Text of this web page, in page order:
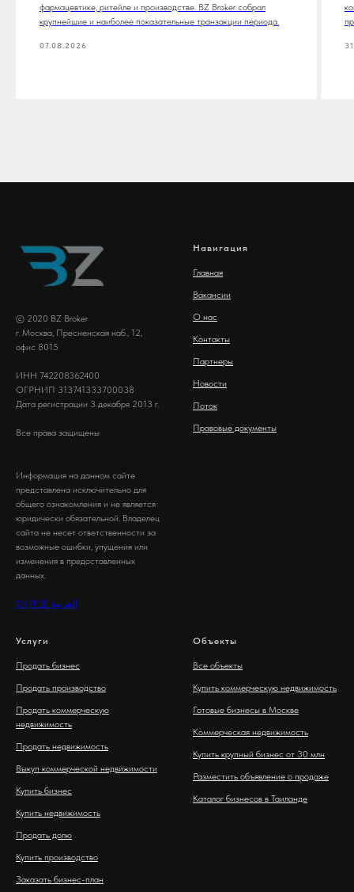
фармацевтике, ритейле и производстве. BZ Broker собрал
крупнейшие и наиболее показательные транзакции периода.
07.08.2026
© 2020 BZ Broker
г. Москва, Пресненская наб., 12,
офис 8015
ИНН 742208362400
ОГРНИП 313741333700038
Дата регистрации 3 декабря 2013 г.
Все права защищены
Информация на данном сайте
представлена исключительно для
общего ознакомления и не является
юридически обязательной. Владелец
сайта не несет ответственности за
возможные ошибки, упущения или
изменения в предоставленных
данных.
EN 中文 العربية
Навигация
Главная
Вакансии
О нас
Контакты
Партнеры
Новости
Поток
Правовые документы
Услуги
Продать бизнес
Продать производство
Продать коммерческую
недвижимость
Продать недвижимость
Выкуп коммерческой недвижимости
Купить бизнес
Купить недвижимость
Продать долю
Купить производство
Заказать бизнес-план
Объекты
Все объекты
Купить коммерческую недвижимость
Готовые бизнесы в Москве
Коммерческая недвижимость
Купить крупный бизнес от 30 млн
Разместить объявление о продаже
Каталог бизнесов в Таиланде